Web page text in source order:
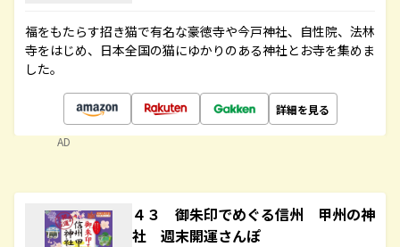
福をもたらす招き猫で有名な豪徳寺や今戸神社、自性院、法林
寺をはじめ、日本全国の猫にゆかりのある神社とお寺を集めま
した。
詳細を見る
AD
４３ 御朱印でめぐる信州 甲州の神
社 週末開運さんぽ